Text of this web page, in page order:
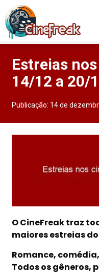
Estreias
14/12 a 20/
Publicação: 14 de
O CineFreak traz
maiores estreias
Romance,
Todos os gêneros,